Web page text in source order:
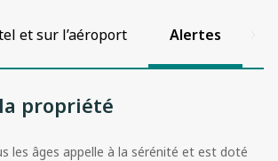
et sur l’aéroport Alertes
propriété
les âges appelle à la sérénité et est doté